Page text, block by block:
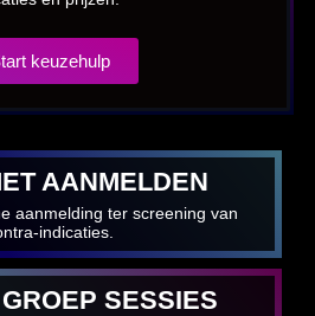
keuzehulp
AANMELDEN
aanmelding ter screening van
indicaties.
SESSIES